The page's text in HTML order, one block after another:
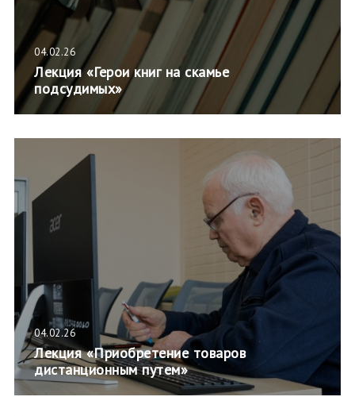
04.02.26
Лекция «Герои книг на скамье
подсудимых»
04.02.26
Лекция «Приобретение товаров
дистанционным путем»